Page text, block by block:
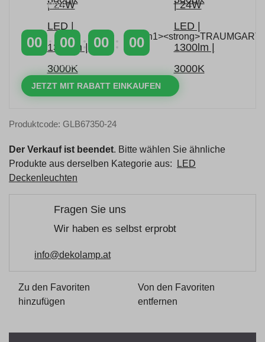
über 400 €
00 00
STUNDEN
00 00
JETZT MIT RABATT EINKAUFEN
Produktcode: GLB67350-24
Der Verkauf ist beendet. Bitte wählen Sie ähnliche
Produkte aus derselben Kategorie aus:
LED
Deckenleuchten
Fragen Sie uns
Wir haben es selbst erprobt
info@dekolamp.at
Zu den Favoriten
hinzufügen
Von den Favoriten
entfernen